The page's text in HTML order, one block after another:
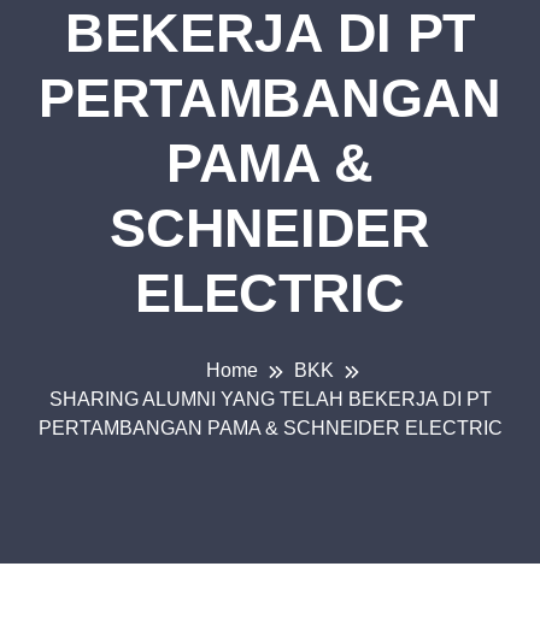
BEKERJA DI PT
PERTAMBANGAN
PAMA &
SCHNEIDER
ELECTRIC
Home
BKK
SHARING ALUMNI YANG TELAH BEKERJA DI PT
PERTAMBANGAN PAMA & SCHNEIDER ELECTRIC